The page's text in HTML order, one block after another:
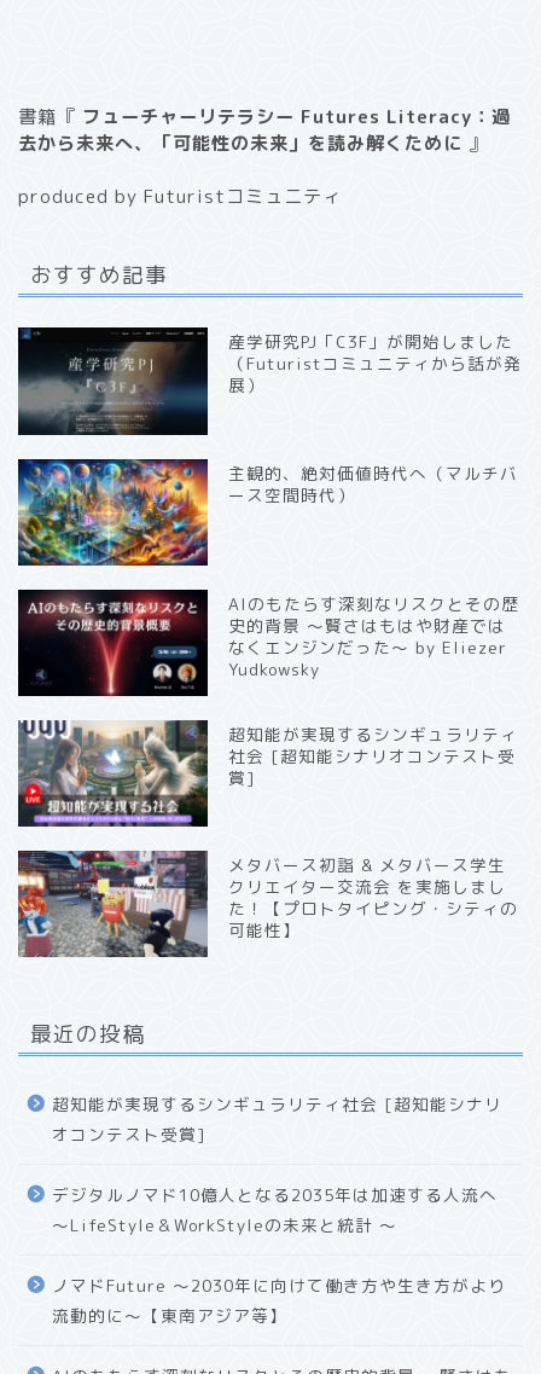
書籍『 フューチャーリテラシー Futures Literacy：過
去から未来へ、「可能性の未来」を読み解くために 』
produced by Futuristコミュニティ
おすすめ記事
産学研究PJ「C3F」が開始しました
（Futuristコミュニティから話が発
展）
主観的、絶対価値時代へ（マルチバ
ース空間時代）
AIのもたらす深刻なリスクとその歴
史的背景 〜賢さはもはや財産では
なくエンジンだった〜 by Eliezer
Yudkowsky
超知能が実現するシンギュラリティ
社会 [超知能シナリオコンテスト受
賞]
メタバース初詣 & メタバース学生
クリエイター交流会 を実施しまし
た！【プロトタイピング・シティの
可能性】
最近の投稿
超知能が実現するシンギュラリティ社会 [超知能シナリ
オコンテスト受賞]
デジタルノマド10億人となる2035年は加速する人流へ
〜LifeStyle＆WorkStyleの未来と統計 〜
ノマドFuture 〜2030年に向けて働き方や生き方がより
流動的に〜【東南アジア等】